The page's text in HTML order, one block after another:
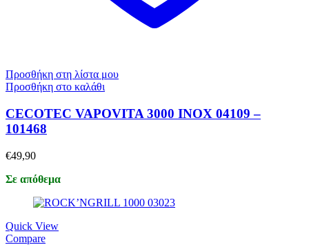
Προσθήκη στη λίστα μου
Προσθήκη στο καλάθι
CECOTEC VAPOVITA 3000 INOX 04109 –
101468
€49,90
Σε απόθεμα
Quick View
Compare